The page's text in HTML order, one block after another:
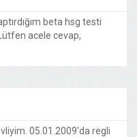
beta hsg testi
acele cevap,
05.01.2009'da regli